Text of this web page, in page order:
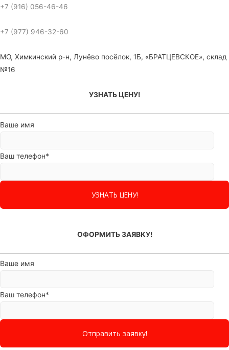
+7 (916) 056-46-46
+7 (977) 946-32-60
МО, Химкинский р-н, Лунёво посёлок, 1Б, «БРАТЦЕВСКОЕ», склад
№16
УЗНАТЬ ЦЕНУ!
Ваше имя
Ваш телефон*
ОФОРМИТЬ ЗАЯВКУ!
Ваше имя
Ваш телефон*